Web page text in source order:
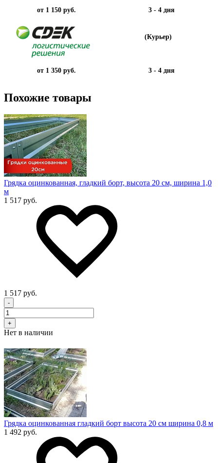
от 1 150 руб. 3 - 4 дня
(Курьер)
от 1 350 руб. 3 - 4 дня
Похожие товары
Грядка оцинкованная, гладкий борт, высота 20 см, ширина 1,0
м
1 517 руб.
1 517 руб.
-
+
Нет в наличии
Грядка оцинкованная гладкий борт высота 20 см ширина 0,8 м
1 492 руб.